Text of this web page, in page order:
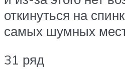
откинуться на
самых шумных
31 ряд